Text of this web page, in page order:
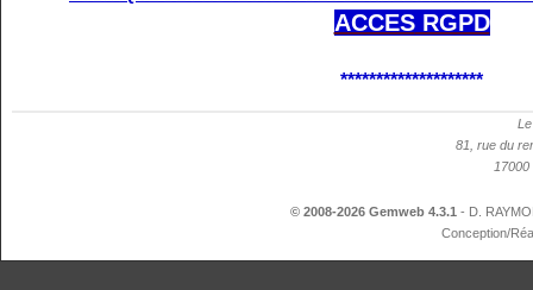
ACCESRGPD
********************
81, rue du
17000
© 2008-2026 Gemweb 4.3.1 - D.
Conception/